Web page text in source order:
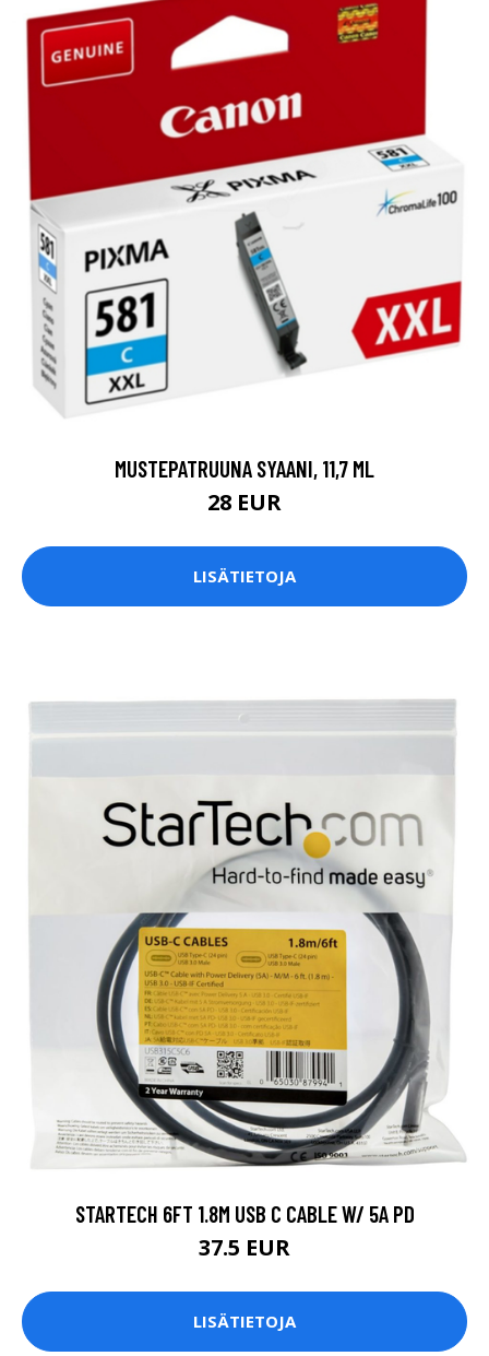
MUSTEPATRUUNA SYAANI, 11,7 ML
28 EUR
LISÄTIETOJA
STARTECH 6FT 1.8M USB C CABLE W/ 5A PD
37.5 EUR
LISÄTIETOJA